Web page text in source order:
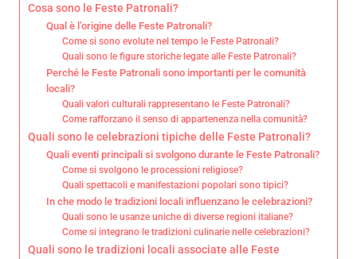
Cosa sono le Feste Patronali?
Qual è l’origine delle Feste Patronali?
Come si sono evolute nel tempo le Feste Patronali?
Quali sono le figure storiche legate alle Feste Patronali?
Perché le Feste Patronali sono importanti per le comunità
locali?
Quali valori culturali rappresentano le Feste Patronali?
Come rafforzano il senso di appartenenza nella comunità?
Quali sono le celebrazioni tipiche delle Feste Patronali?
Quali eventi principali si svolgono durante le Feste Patronali?
Come si svolgono le processioni religiose?
Quali spettacoli e manifestazioni popolari sono tipici?
In che modo le tradizioni locali influenzano le celebrazioni?
Quali sono le usanze uniche di diverse regioni italiane?
Come si integrano le tradizioni culinarie nelle celebrazioni?
Quali sono le tradizioni locali associate alle Feste